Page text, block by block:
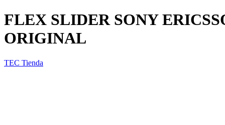
FLEX SLIDER SONY
ORIGINAL
TEC Tienda